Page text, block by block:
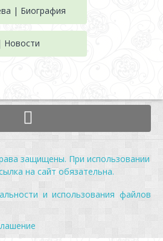
| Биография
Новости
защищены. При использовании
на сайт обязательна.
и использования файлов